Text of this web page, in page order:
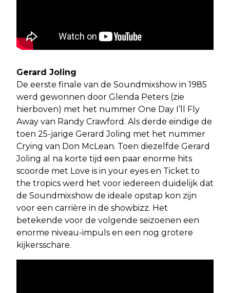
Gerard Joling
De eerste finale van de Soundmixshow in 1985
werd gewonnen door Glenda Peters (zie
hierboven) met het nummer One Day I’ll Fly
Away van Randy Crawford. Als derde eindige de
toen 25-jarige Gerard Joling met het nummer
Crying van Don McLean. Toen diezelfde Gerard
Joling al na korte tijd een paar enorme hits
scoorde met Love is in your eyes en Ticket to
the tropics werd het voor iedereen duidelijk dat
de Soundmixshow de ideale opstap kon zijn
voor een carrière in de showbizz. Het
betekende voor de volgende seizoenen een
enorme niveau-impuls en een nog grotere
kijkersschare.